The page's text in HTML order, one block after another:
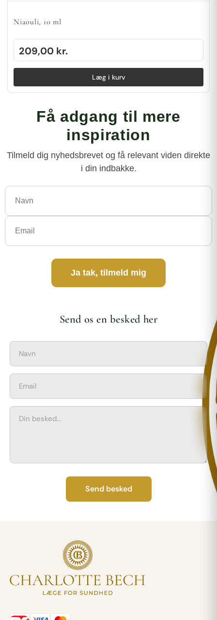
Niaouli, 10 ml
209,00 kr.
Læg i kurv
Få adgang til mere
inspiration
Tilmeld dig nyhedsbrevet og få relevant viden direkte
i din indbakke.
Ja tak, tilmeld mig
Send os en besked her
Send besked